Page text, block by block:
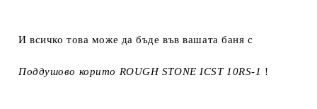
И всичко това може да бъде във вашата баня с
Поддушово корито ROUGH STONE ICST 10RS-1 !